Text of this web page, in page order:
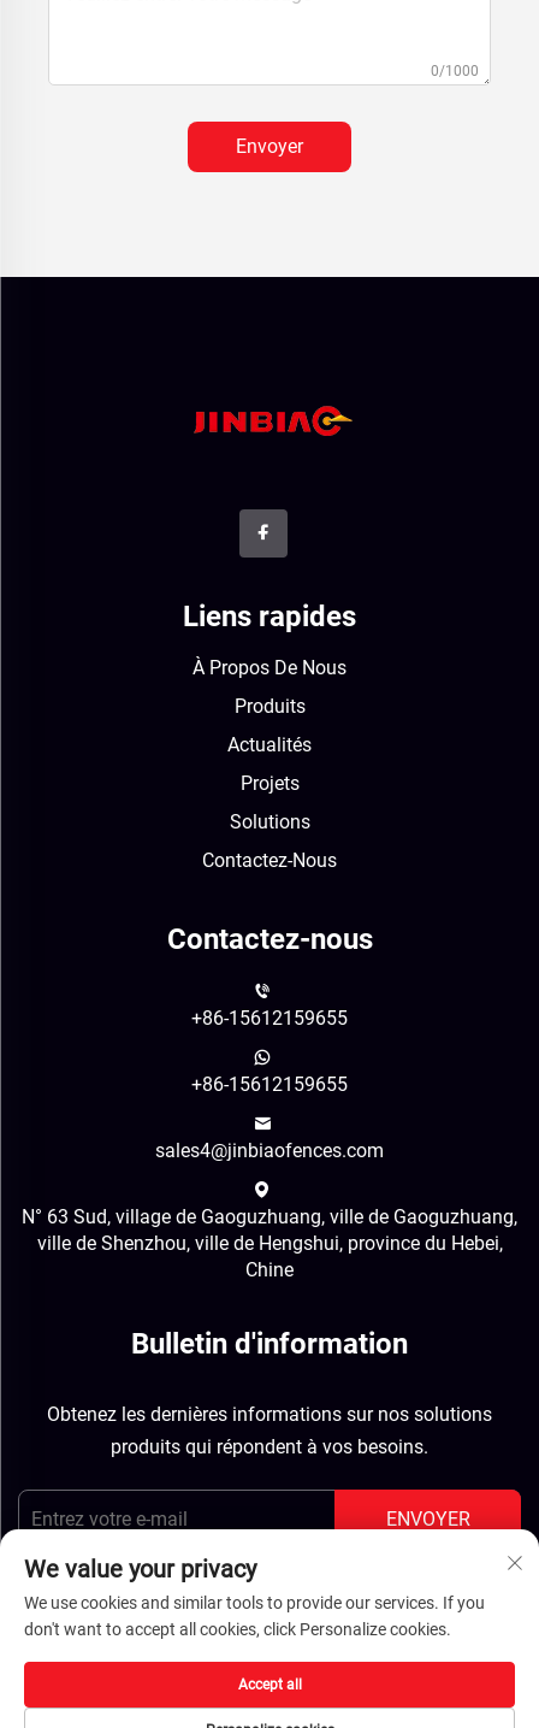
0/1000
Envoyer
Liens rapides
À Propos De Nous
Produits
Actualités
Projets
Solutions
Contactez-Nous
Contactez-nous
+86-15612159655
+86-15612159655
sales4@jinbiaofences.com
N° 63 Sud, village de Gaoguzhuang, ville de Gaoguzhuang,
ville de Shenzhou, ville de Hengshui, province du Hebei,
Chine
Bulletin d'information
Obtenez les dernières informations sur nos solutions
produits qui répondent à vos besoins.
ENVOYER
Droits d'auteur © Hebei Jinbiao Construction Materials
Tech Corp., Ltd. Tous droits réservés - Politique de
We value your privacy
We use cookies and similar tools to provide our services. If you
don't want to accept all cookies, click Personalize cookies.
Accept all